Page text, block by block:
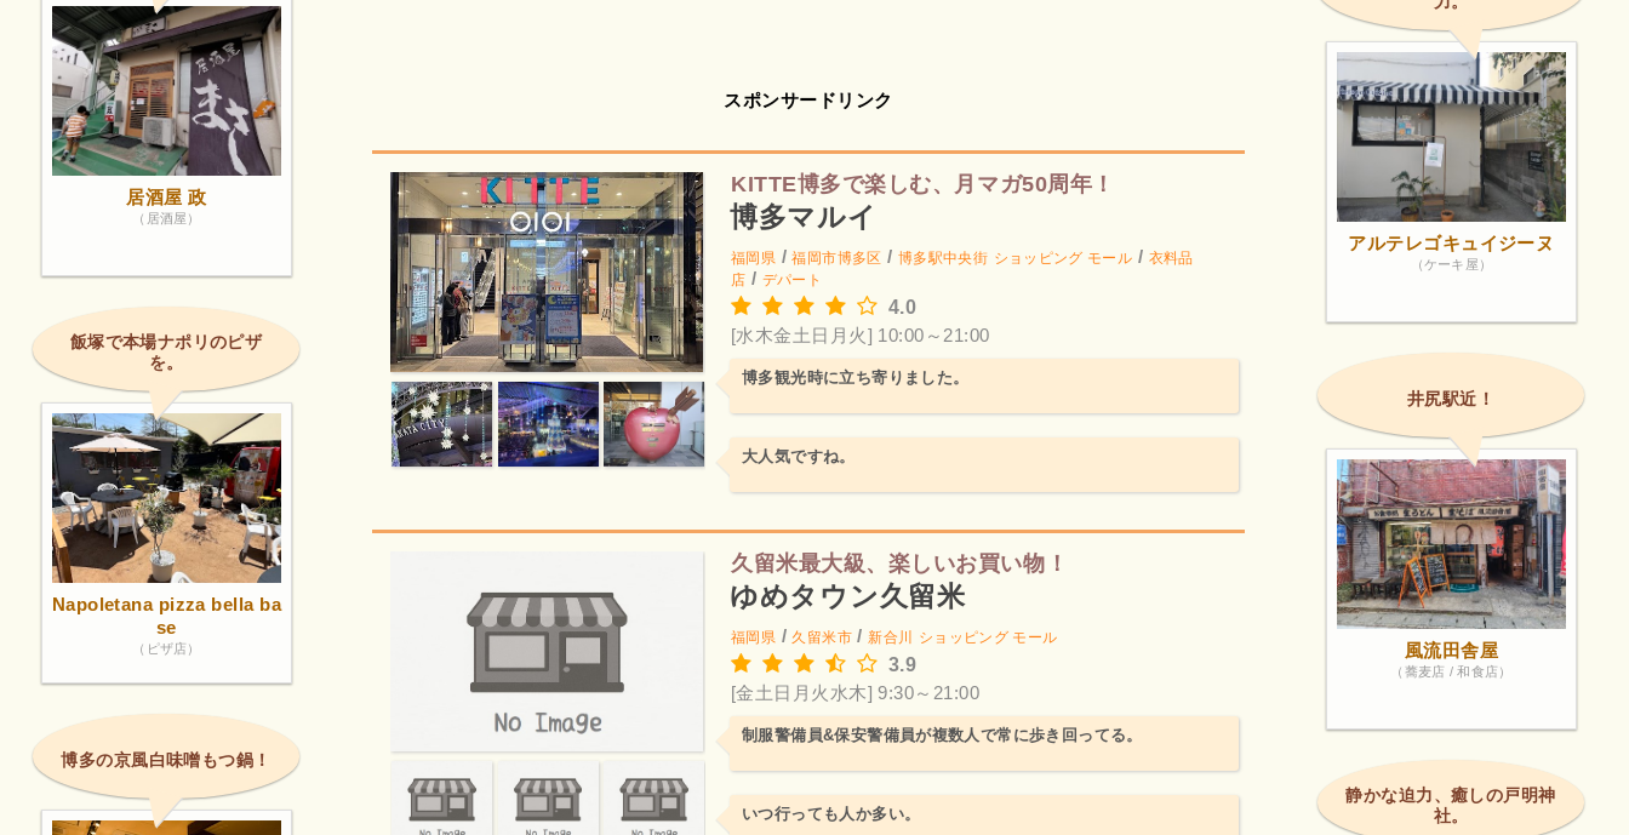
スポンサードリンク
KITTE博多で楽しむ、月マガ50周年！
博多マルイ
福岡県 /福岡市博多区 / 博多駅中央街 ショッピング モール / 衣料品
店 / デパート
4.0
[水木金土日月火] 10:00～21:00
博多観光時に立ち寄りました。
大人気ですね。
久留米最大級、楽しいお買い物！
ゆめタウン久留米
福岡県 / 久留米市/新合川 ショッピング モール
3.9
[金土日月火水木] 9:30～21:00
制服警備員&保安警備員が複数人で常に歩き回ってる。
いつ行っても人か多い。
居酒屋 政
（居酒屋）
飯塚で本場ナポリのピザ
を。
Napoletana pizza bella ba
se
（ピザ店）
博多の京風白味噌もつ鍋！
アルテレゴキュイジーヌ
（ケーキ屋）
井尻駅近！
風流田舎屋
（蕎麦店 / 和食店）
静かな迫力、癒しの戸明神
社。